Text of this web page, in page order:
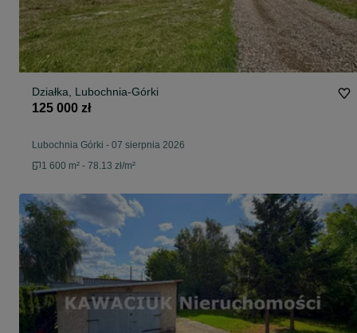
Działka, Lubochnia-Górki
125 000 zł
Lubochnia Górki - 07 sierpnia 2026
1 600 m² - 78.13 zł/m²